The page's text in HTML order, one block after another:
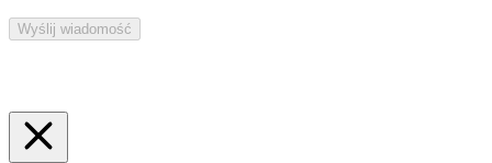
Wyślij wiadomość